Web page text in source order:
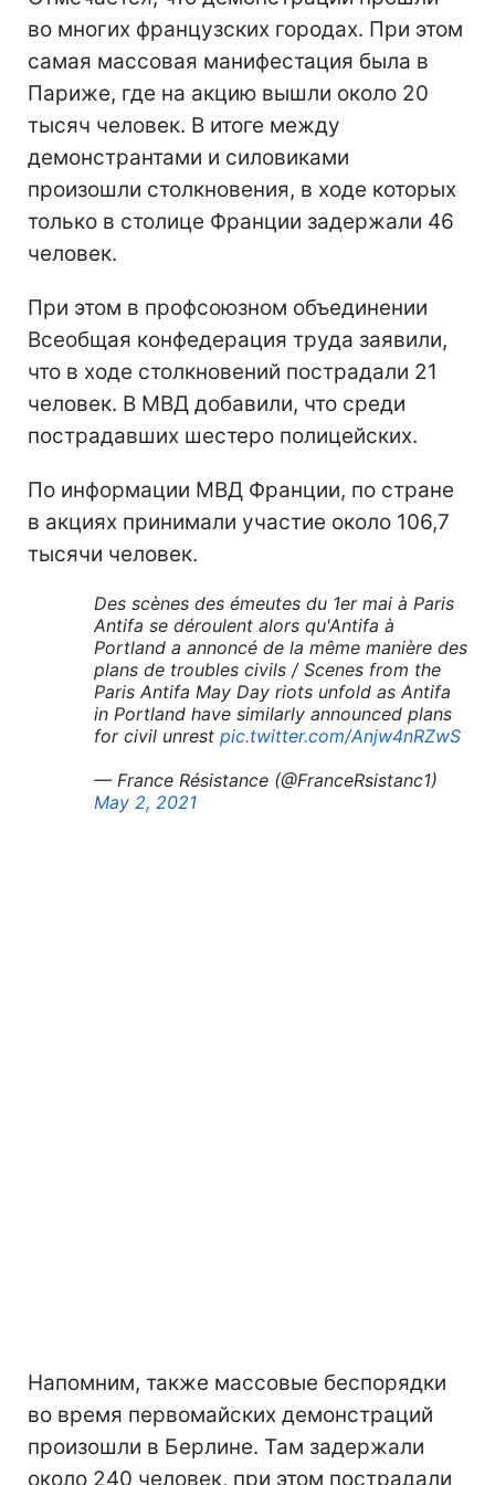
во многих французских городах. При этом
самая массовая манифестация была в
Париже, где на акцию вышли около 20
тысяч человек. В итоге между
демонстрантами и силовиками
произошли столкновения, в ходе которых
только в столице Франции задержали 46
человек.
При этом в профсоюзном объединении
Всеобщая конфедерация труда заявили,
что в ходе столкновений пострадали 21
человек. В МВД добавили, что среди
пострадавших шестеро полицейских.
По информации МВД Франции, по стране
в акциях принимали участие около 106,7
тысячи человек.
Des scènes des émeutes du 1er mai à Paris
Antifa se déroulent alors qu'Antifa à
Portland a annoncé de la même manière des
plans de troubles civils / Scenes from the
Paris Antifa May Day riots unfold as Antifa
in Portland have similarly announced plans
for civil unrest pic.twitter.com/Anjw4nRZwS
— France Résistance (@FranceRsistanc1)
May 2, 2021
Напомним, также массовые беспорядки
во время первомайских демонстраций
произошли в Берлине. Там задержали
около 240 человек, при этом пострадали